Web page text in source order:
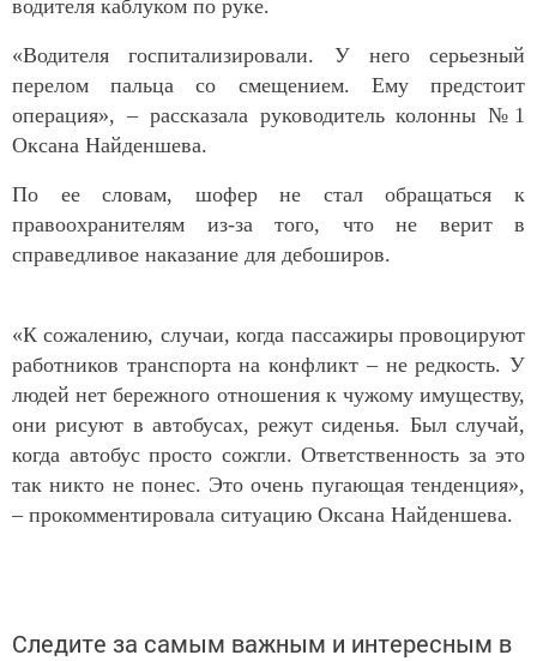
водителя каблуком по руке.
«Водителя госпитализировали. У него серьезный
перелом пальца со смещением. Ему предстоит
операция», – рассказала руководитель колонны №1
Оксана Найденшева.
По ее словам, шофер не стал обращаться к
правоохранителям из-за того, что не верит в
справедливое наказание для дебоширов.
«К сожалению, случаи, когда пассажиры провоцируют
работников транспорта на конфликт – не редкость. У
людей нет бережного отношения к чужому имуществу,
они рисуют в автобусах, режут сиденья. Был случай,
когда автобус просто сожгли. Ответственность за это
так никто не понес. Это очень пугающая тенденция»,
– прокомментировала ситуацию Оксана Найденшева.
Следите за самым важным и интересным в